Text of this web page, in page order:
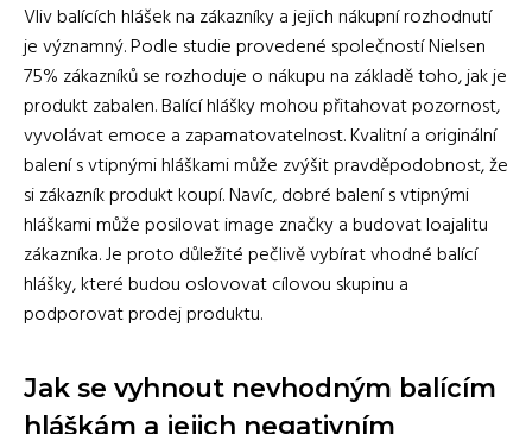
Vliv balících hlášek na zákazníky a jejich nákupní rozhodnutí
je významný. Podle studie provedené společností Nielsen
75% zákazníků se rozhoduje o nákupu na základě toho, jak je
produkt zabalen. Balící hlášky mohou přitahovat pozornost,
vyvolávat emoce a zapamatovatelnost. Kvalitní a originální
balení s vtipnými hláškami může zvýšit pravděpodobnost, že
si zákazník produkt koupí. Navíc, dobré balení s vtipnými
hláškami může posilovat image značky a budovat loajalitu
zákazníka. Je proto důležité pečlivě vybírat vhodné balící
hlášky, které budou oslovovat cílovou skupinu a
podporovat prodej produktu.
Jak se vyhnout nevhodným balícím
hláškám a jejich negativním